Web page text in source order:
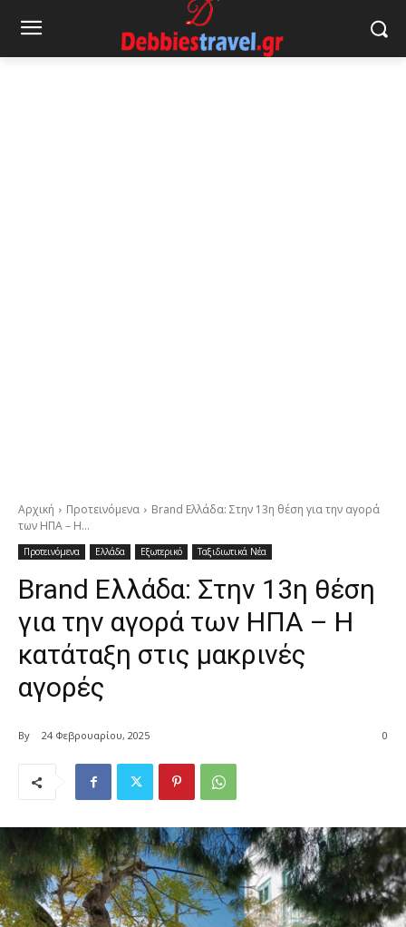
Αρχική Προτεινόμενα
Brand Ελλάδα: Στην 13η θέση για την αγορά
των ΗΠΑ – Η...
Προτεινόμενα Ελλάδα Εξωτερικό Ταξιδιωτικά Νέα
Brand Ελλάδα: Στην 13η θέση
για την αγορά των ΗΠΑ – Η
κατάταξη στις μακρινές
αγορές
By 24 Φεβρουαρίου, 2025 0